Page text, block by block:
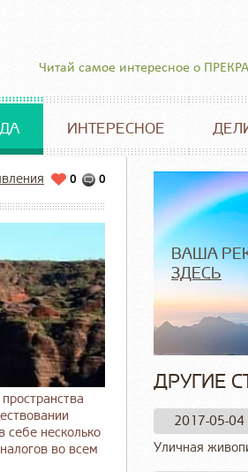
Читай самое интересное о
ИНТЕРЕСНОЕ
0
0
себе несколько
во всем
ВАША
ЗДЕСЬ
ДРУГИЕ
2017-05-04
Уличная